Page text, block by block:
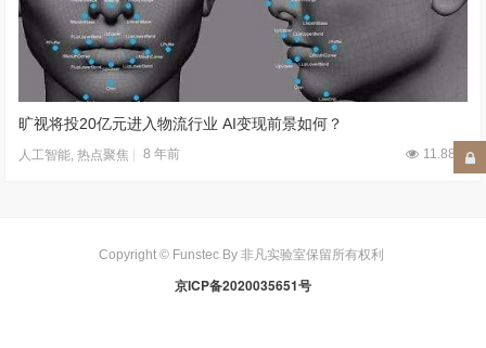
旷视将投20亿元进入物流行业 AI变现前景如何？
人工智能,热点聚焦 8 年前 11.88W
Copyright © Funstec By 非凡实验室保留所有权利
京ICP备2020035651号